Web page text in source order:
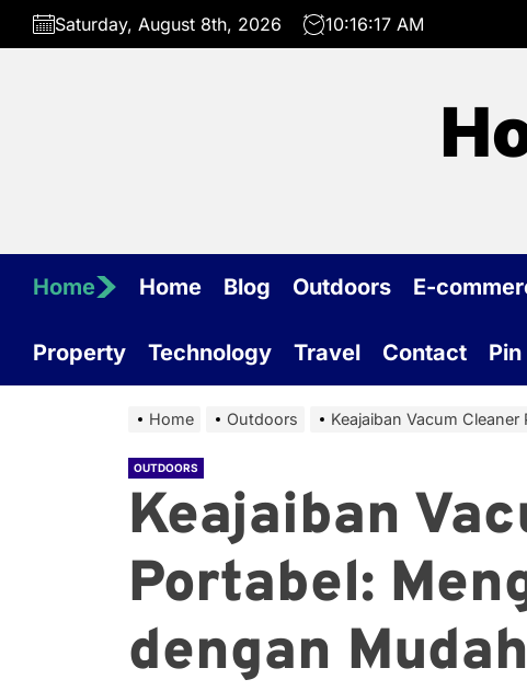
Skip
Saturday, August 8th, 2026 10:16:18 AM
Home Home Blog Outdoors E-
Property Technology Travel Contact
Home Outdoors Keajaiban Vacum
OUTDOORS
Keajaiban
Portabel:
dengan Mudah